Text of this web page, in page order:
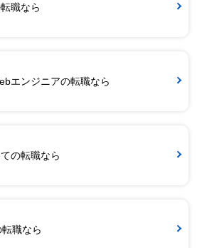
職なら
エンジニアの転職なら
の転職なら
職なら